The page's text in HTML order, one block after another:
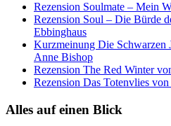
Rezension Soulmate – Mein
Rezension Soul – Die Bürde
Ebbinghaus
Kurzmeinung Die Schwarzen
Anne Bishop
Rezension The Red Winter
Rezension Das Totenvlies
Alles auf einen Blick